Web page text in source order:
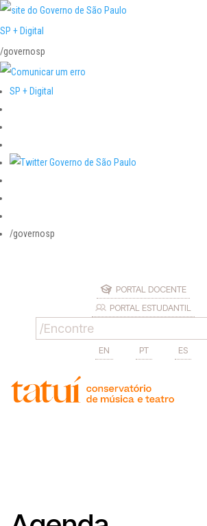
SP + Digital
/governosp
SP + Digital
/governosp
PORTAL DOCENTE
PORTAL ESTUDANTIL
EN PT ES